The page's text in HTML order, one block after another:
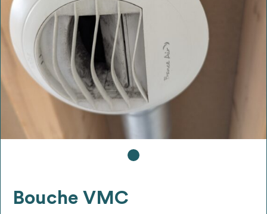
4
Ajouter les matériaux intéressants à "
Transmettre sa liste de manifestation
d'intérêt pour les matériaux
sélectionnés
pour l’utiliser comme un outil d’aide à la
conception de projet
Bouche VMC